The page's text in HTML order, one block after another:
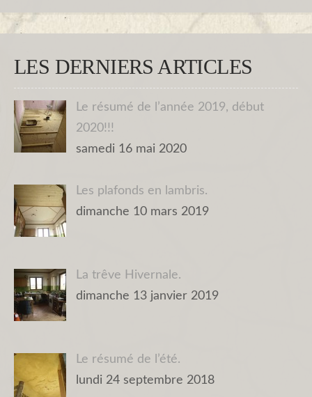
LES DERNIERS ARTICLES
Le résumé de l’année 2019, début
2020!!!
samedi 16 mai 2020
Les plafonds en lambris.
dimanche 10 mars 2019
La trêve Hivernale.
dimanche 13 janvier 2019
Le résumé de l’été.
lundi 24 septembre 2018